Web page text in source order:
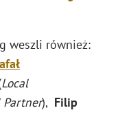
weszli również:
Local
Partner), Filip